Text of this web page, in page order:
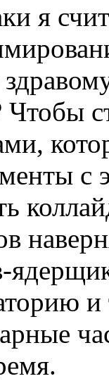
я
Чтобы
с
и